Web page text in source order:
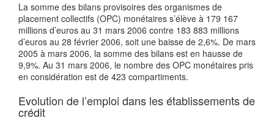
La somme des bilans provisoires des organismes de
placement collectifs (OPC) monétaires s’élève à 179 167
millions d’euros au 31 mars 2006 contre 183 883 millions
d’euros au 28 février 2006, soit une baisse de 2,6%. De mars
2005 à mars 2006, la somme des bilans est en hausse de
9,9%. Au 31 mars 2006, le nombre des OPC monétaires pris
en considération est de 423 compartiments.
Evolution de l’emploi dans les établissements de
crédit